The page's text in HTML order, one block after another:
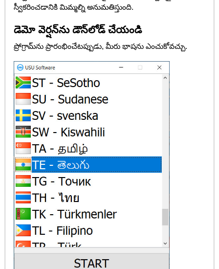
స్వీకరించడానికి మిమ్మల్ని అనుమతిస్తుంది.
డెమో వెర్షన్‌ను డౌన్‌లోడ్ చేయండి
ప్రోగ్రామ్‌ను ప్రారంభించేటప్పుడు, మీరు భాషను ఎంచుకోవచ్చు.